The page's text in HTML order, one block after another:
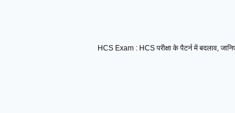
HCS Exam : HCS परीक्षा के पैटर्न में बदलाव,